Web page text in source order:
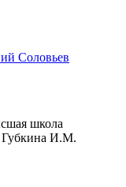
Соловьев
школа
Губкина И.М.